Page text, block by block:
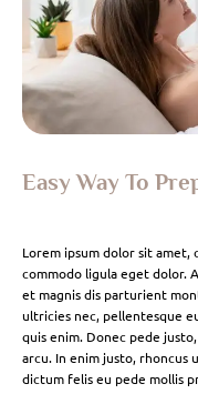
Easy Way To
Lorem ipsum dolor sit
commodo ligula eget dolor.
et magnis dis parturient
ultricies nec, pellentesque
quis enim. Donec pede
arcu. In enim justo, rhoncus
dictum felis eu pede mollis